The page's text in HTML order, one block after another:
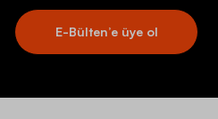
E-Bülten’e üye ol